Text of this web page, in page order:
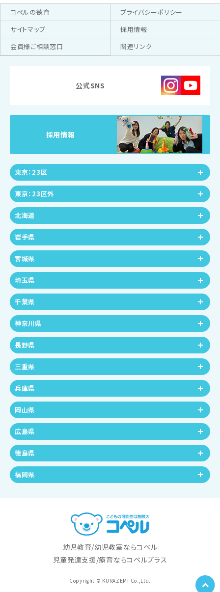
コペルの徳育
プライバシーポリシー
サイトマップ
採用情報
会員様ご相談窓口
関連リンク
公式SNS
採用情報
東京：23区
東京：23区外
北海道
岩手県
宮城県
埼玉県
千葉県
神奈川県
長野県
三重県
兵庫県
岡山県
広島県
徳島県
福岡県
幼児教育/幼児教室ならコペル
児童発達支援/療育ならコペルプラス
Copyright © KURAZEMI Co.,Ltd.